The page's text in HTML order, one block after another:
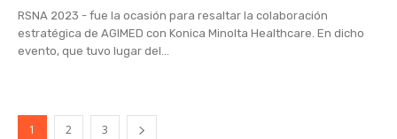
RSNA 2023 - fue la ocasión para resaltar la colaboración
estratégica de AGIMED con Konica Minolta Healthcare. En dicho
evento, que tuvo lugar del...
1 2 3